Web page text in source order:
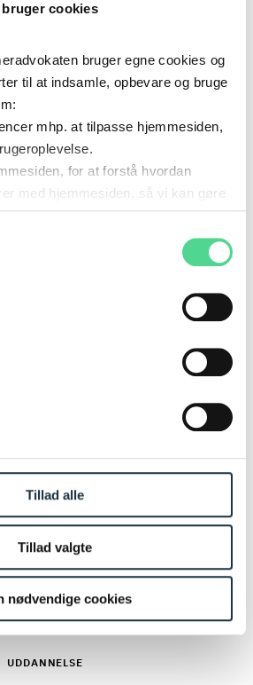
bruger cookies
bruger egne cookies og
til at indsamle, opbevare og bruge
mhp. at tilpasse hjemmesiden,
for at forstå hvordan
med hjemmesiden, så vi kan gøre
tilbagekalde dit samtykke via det link,
af hjemmesiden.
ved at klikke ’Om’.
behandling af personoplysninger
Tillad alle
Tillad valgte
nødvendige cookies
Fuldmægtig, Ankestyrelsen
KARRIERE
Complianceansvarlig, Gensidig Forsikring
UDDANNELSE